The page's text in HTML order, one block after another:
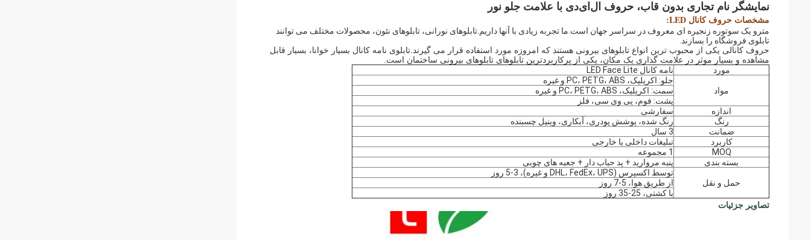
نمایشگر نام تجاری بدون قاب، حروف ال‌ای‌دی با علامت جلو نور
مشخصات حروف کانال LED:
مترو یک سوتوره زنجیره ای معروف در سراسر جهان است.ما تجربه زیادی با آنها داریم.تابلوهای نورانی، تابلوهای نئون، محصولات مختلف می توانند
تابلوی فروشگاه را بسازند.
حروف کانالی یکی از محبوب ترین انواع تابلوهای بیرونی هستند که امروزه مورد استفاده قرار می گیرند.تابلوی نامه کانال بسیار خوانا، بسیار قابل
مشاهده و بسیار موثر در علامت گذاری یک مکان، یکی از پرکاربردترین تابلوهای تابلوهای بیرونی ساختمان است.
مورد
نامه کانال LED Face Lite
مواد
جلو: اکریلیک، PC، PETG، ABS و غیره
سمت: اکریلیک، PC، PETG، ABS و غیره
پشت: فوم، پی وی سی، فلز
اندازه
سفارشی
رنگ
رنگ شده، پوشش پودری، آبکاری، وینیل چسبنده
ضمانت
3 سال
کاربرد
تبلیغات داخلی یا خارجی
MOQ
1 مجموعه
بسته بندی
پنبه مروارید + پد حباب دار + جعبه های چوبی
حمل و نقل
توسط اکسپرس (DHL، FedEx، UPS و غیره)، 3-5 روز
از طریق هوا، 5-7 روز
با کشتی، 25-35 روز
تصاویر جزئیات